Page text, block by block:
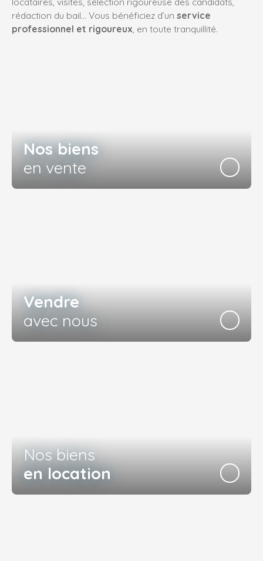
rédaction du bail… Vous bénéficiez d’un service
professionnel et rigoureux, en toute tranquillité.
Nos biens
en vente
Vendre
avec nous
Nos biens
en location